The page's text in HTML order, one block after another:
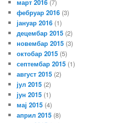
март 2016 (7)
фебруар 2016 (3)
јануар 2016 (1)
децембар 2015 (2)
новембар 2015 (3)
октобар 2015 (5)
септембар 2015 (1)
август 2015 (2)
јул 2015 (2)
јун 2015 (1)
мај 2015 (4)
април 2015 (8)